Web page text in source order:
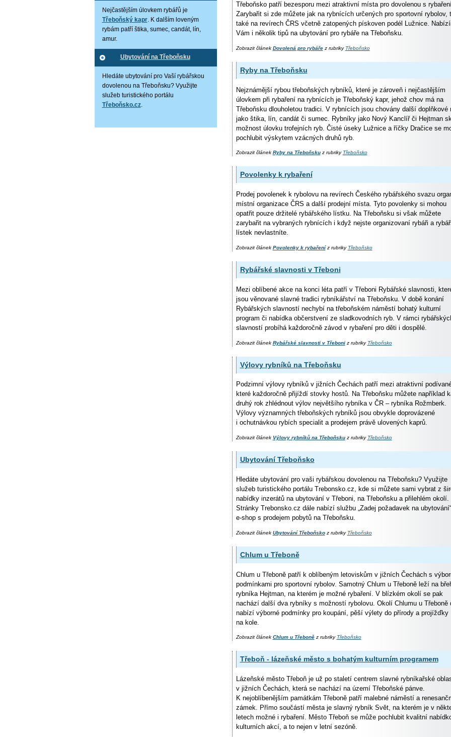
Třeboňsko patří bezesporu mezi atraktivní místa pro dovolenou s
Zarybařit si zde můžete jak na rybnících určených pro sportovní rybolov,
také na revírech ČRS včetně zatopených pískoven podél Lužnice.
Vám i několik tipů na ubytování pro rybáře na Třeboňsku.
Zobrazit článek Dovolená pro rybářez rubriky Třeboňsko
Ryby na Třeboňsku
Nejznámější rybou třeboňských rybníků, které je zároveň i nejčastějším
úlovkem při rybaření na rybnících je Třeboňský kapr, jehož chov má na
Třeboňsku dlouholetou tradici. V rybnících jsou chovány další doplňkové
jako štika, lín, candát či sumec. Rybníky jako Nový Kanclíř či Hejtman
možnost úlovku trofejních ryb. Čisté úseky Lužnice a říčky Dračice se
pochlubit výskytem vzácných druhů ryb.
Zobrazit článek Ryby na Třeboňskuz rubriky Třeboňsko
Povolenky k rybaření
Prodej povolenek k rybolovu na revírech Českého rybářského svazu
místní organizace ČRS a další prodejní místa. Tyto povolenky si mohou
opatřit pouze držitelé rybářského lístku. Na Třeboňsku si však můžete
zarybařit na vybraných rybnících i když nejste organizovaní rybáři a
lístek nevlastníte.
Zobrazit článek Povolenky k rybařeníz rubriky Třeboňsko
Rybářské slavnosti v Třeboni
Mezi oblíbené akce na konci léta patří v Třeboni Rybářské slavnosti,
jsou věnované slavné tradici rybníkářství na Třeboňsku. V době konání
Rybářských slavností nechybí na třeboňském náměstí bohatý kulturní
program či nabídka občerstvení ze sladkovodních ryb. V rámci
slavností probíhá každoročně závod v rybaření pro děti i dospělé.
Zobrazit článek Rybářské slavnosti v Třeboniz rubriky Třeboňsko
Výlovy rybníků na Třeboňsku
Podzimní výlovy rybníků v jižních Čechách patří mezi atraktivní
které každoročně přijíždí stovky hostů. Na Třeboňsku můžete například
druhý rok zhlédnout výlov největšího rybníka v ČR – rybníka Rožmberk.
Výlovy významných třeboňských rybníků jsou obvykle doprovázené
i ochutnávkou rybích specialit a prodejem právě ulovených kaprů.
Zobrazit článek Výlovy rybníků na Třeboňskuz rubriky Třeboňsko
Ubytování Třeboňsko
Hledáte ubytování pro vaši rybářskou dovolenou na Třeboňsku? Využijte
služeb turistického portálu Trebonsko.cz, kde si můžete sami vybrat z
nabídky inzerátů na ubytování v Třeboni, na Třeboňsku a přilehlém okolí.
Stránky Trebonsko.cz dále nabízí službu „Zadej požadavek na
e-shop s prodejem pobytů na Třeboňsku.
Zobrazit článek Ubytování Třeboňskoz rubriky Třeboňsko
Chlum u Třeboně
Chlum u Třeboně patří k oblíbeným letoviskům v jižních Čechách s
podmínkami pro sportovní rybolov. Samotný Chlum u Třeboně leží na
rybníka Hejtman, na kterém je možné rybaření. V blízkém okolí se pak
nachází další dva rybníky s možností rybolovu. Okolí Chlumu u Třeboně
nabízí výborné podmínky pro koupání, pěší výlety do přírody a projížďky
na kole.
Zobrazit článek Chlum u Třeboněz rubriky Třeboňsko
Třeboň - lázeňské město s bohatým kulturním programem
Lázeňské město Třeboň je už po staletí centrem slavné rybníkařské
v jižních Čechách, která se nachází na území Třeboňské pánve.
K nejoblíbenějším památkám Třeboně patří malebné náměstí a
zámek. Přímo součástí města je slavný rybník Svět, na kterém je v
letech možné i rybaření. Město Třeboň se může pochlubit kvalitní
kulturních akcí, a to nejen v letní sezóně.
Nejčastějším úlovkem rybářů je
Třeboňský kapr. K dalším loveným
rybám patří štika, sumec, candát, lín,
amur.
Ubytování na Třeboňsku
Hledáte ubytování pro Vaší rybářskou
dovolenou na Třeboňsku? Využijte
služeb turistického portálu
Třeboňsko.cz.